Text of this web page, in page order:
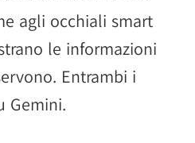
agli occhiali smart
le informazioni
Entrambi i
Gemini.